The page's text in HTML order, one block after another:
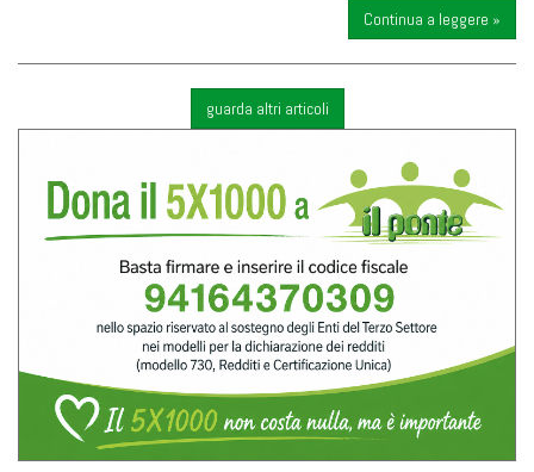
Continua a leggere »
guarda altri articoli